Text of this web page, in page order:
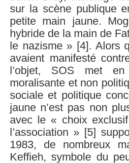
sur la scène publique
petite main jaune.
hybride de la main de
le nazisme » [4]. Alors
avaient manifesté
l’objet, SOS met
moralisante et non
sociale et politique
jaune n’est pas non
avec le « choix
l’association » [5]
1983, de nombreux
Keffieh, symbole du